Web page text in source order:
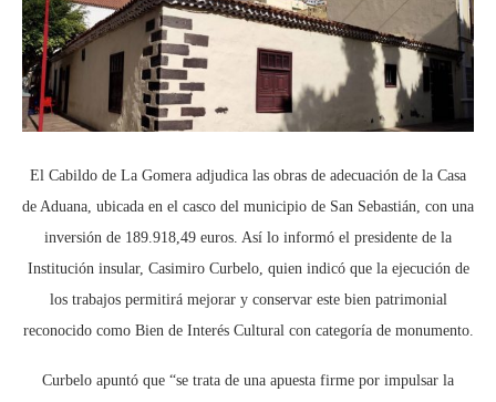
El Cabildo de La Gomera adjudica las obras de adecuación de la Casa
de Aduana, ubicada en el casco del municipio de San Sebastián, con una
inversión de 189.918,49 euros. Así lo informó el presidente de la
Institución insular, Casimiro Curbelo, quien indicó que la ejecución de
los trabajos permitirá mejorar y conservar este bien patrimonial
reconocido como Bien de Interés Cultural con categoría de monumento.
Curbelo apuntó que “se trata de una apuesta firme por impulsar la